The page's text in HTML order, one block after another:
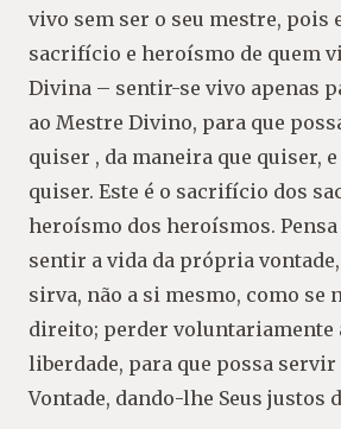
vivo sem ser o seu mestre, pois
sacrifício e heroísmo de quem
Divina – sentir-se vivo apenas
ao Mestre Divino, para que
quiser , da maneira que quiser,
quiser. Este é o sacrifício dos
heroísmo dos heroísmos.
sentir a vida da própria
sirva, não a si mesmo, como se
direito; perder voluntariamente
liberdade, para que possa
Vontade, dando-lhe Seus justos